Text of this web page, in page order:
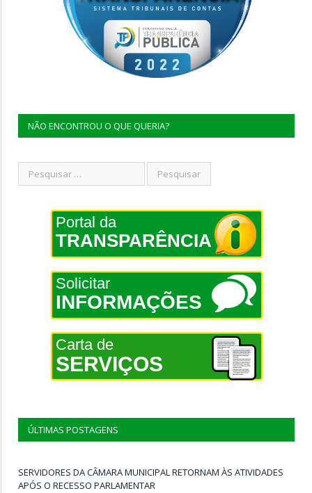
NÃO ENCONTROU O QUE QUERIA?
Portal da
TRANSPARÊNCIA
Solicitar
INFORMAÇÕES
Carta de
SERVIÇOS
ÚLTIMAS POSTAGENS
SERVIDORES DA CÂMARA MUNICIPAL RETORNAM ÀS ATIVIDADES
APÓS O RECESSO PARLAMENTAR